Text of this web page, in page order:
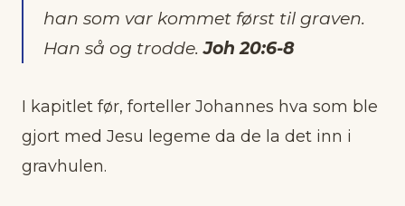
han som var kommet først til graven.
Han så og trodde. Joh 20:6-8
I kapitlet før, forteller Johannes hva som ble
gjort med Jesu legeme da de la det inn i
gravhulen.